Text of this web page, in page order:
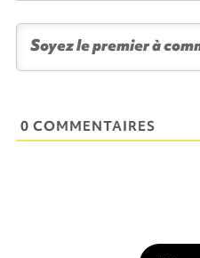
0 COMMENTAIRES